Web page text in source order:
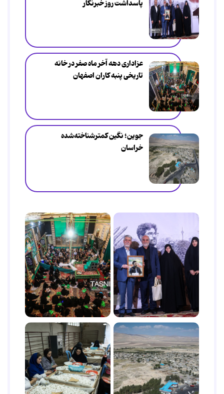
پاسداشت روز خبرنگار
عزاداری دهه آخر ماه صفر در خانه
تاریخی پنبه کاران اصفهان
جوین؛ نگین کمترشناخته‌شده
خراسان